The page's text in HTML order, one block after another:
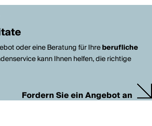
oder eine Beratung für Ihreberufliche
kann Ihnen helfen, die richtige
Fordern Sie ein Angebot an